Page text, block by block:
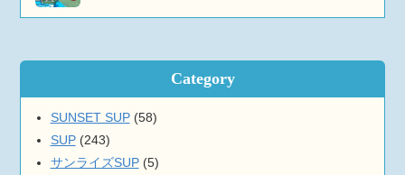
Category
SUNSET SUP(58)
SUP(243)
サンライズSUP(5)